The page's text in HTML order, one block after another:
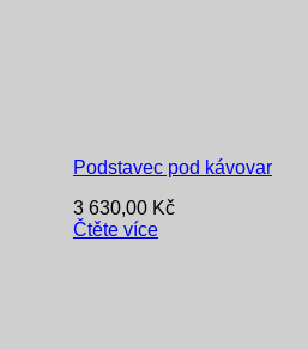
Podstavec pod kávovar
3 630,00 Kč
Čtěte více